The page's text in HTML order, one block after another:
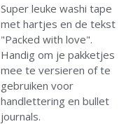
Super leuke washi tape
met hartjes en de tekst
"Packed with love".
Handig om je pakketjes
mee te versieren of te
gebruiken voor
handlettering en bullet
journals.